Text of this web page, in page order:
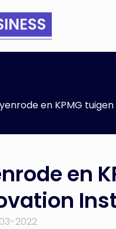
en KPMG
en
2022